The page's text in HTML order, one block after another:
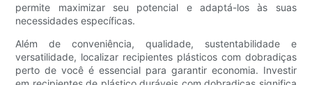
permite maximizar seu potencial e adaptá-los às suas
necessidades específicas.
Além de conveniência, qualidade, sustentabilidade e
versatilidade, localizar recipientes plásticos com dobradiças
perto de você é essencial para garantir economia. Investir